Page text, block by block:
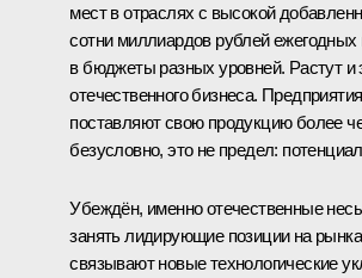
мест в отраслях с высокой
сотни миллиардов рублей ежегодных
в бюджеты разных уровней. Растут и
отечественного бизнеса.
поставляют свою продукцию более
безусловно, это не предел:
Убеждён, именно отечественные
занять лидирующие позиции на
связывают новые технологические